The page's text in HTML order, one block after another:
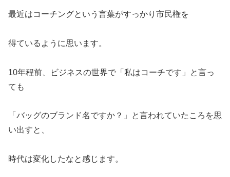
最近はコーチングという言葉がすっかり市民権を
得ているように思います。
10年程前、ビジネスの世界で「私はコーチです」と言っ
ても
「バッグのブランド名ですか？」と言われていたころを思
い出すと、
時代は変化したなと感じます。